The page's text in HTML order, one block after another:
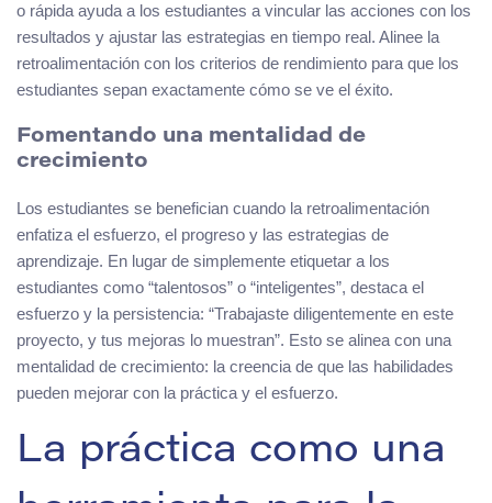
o rápida ayuda a los estudiantes a vincular las acciones con los
resultados y ajustar las estrategias en tiempo real. Alinee la
retroalimentación con los criterios de rendimiento para que los
estudiantes sepan exactamente cómo se ve el éxito.
Fomentando una mentalidad de
crecimiento
Los estudiantes se benefician cuando la retroalimentación
enfatiza el esfuerzo, el progreso y las estrategias de
aprendizaje. En lugar de simplemente etiquetar a los
estudiantes como “talentosos” o “inteligentes”, destaca el
esfuerzo y la persistencia: “Trabajaste diligentemente en este
proyecto, y tus mejoras lo muestran”. Esto se alinea con una
mentalidad de crecimiento: la creencia de que las habilidades
pueden mejorar con la práctica y el esfuerzo.
La práctica como una